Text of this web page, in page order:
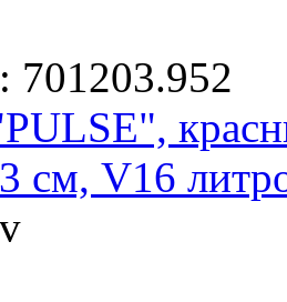
701203.952
см, V16
v